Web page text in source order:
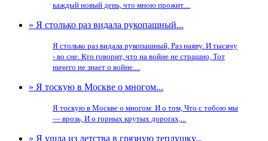
каждый новый день, что мною прожит....
» Я столько раз видала рукопашный...
Я столько раз видала рукопашный, Раз наяву. И тысячу
- во сне. Кто говорит, что на войне не страшно, Тот
ничего не знает о войне....
» Я тоскую в Москве о многом...
Я тоскую в Москве о многом: И о том, Что с тобою мы
— врозь, И о горных крутых дорогах,...
» Я ушла из детства в грязную теплушку...